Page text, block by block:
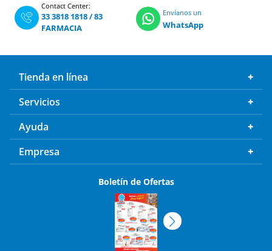
Contact Center:
33 3818 1818/83
FARMACIA
Envíanos un
WhatsApp
Tienda en línea
Servicios
Ayuda
Empresa
Boletín de Ofertas